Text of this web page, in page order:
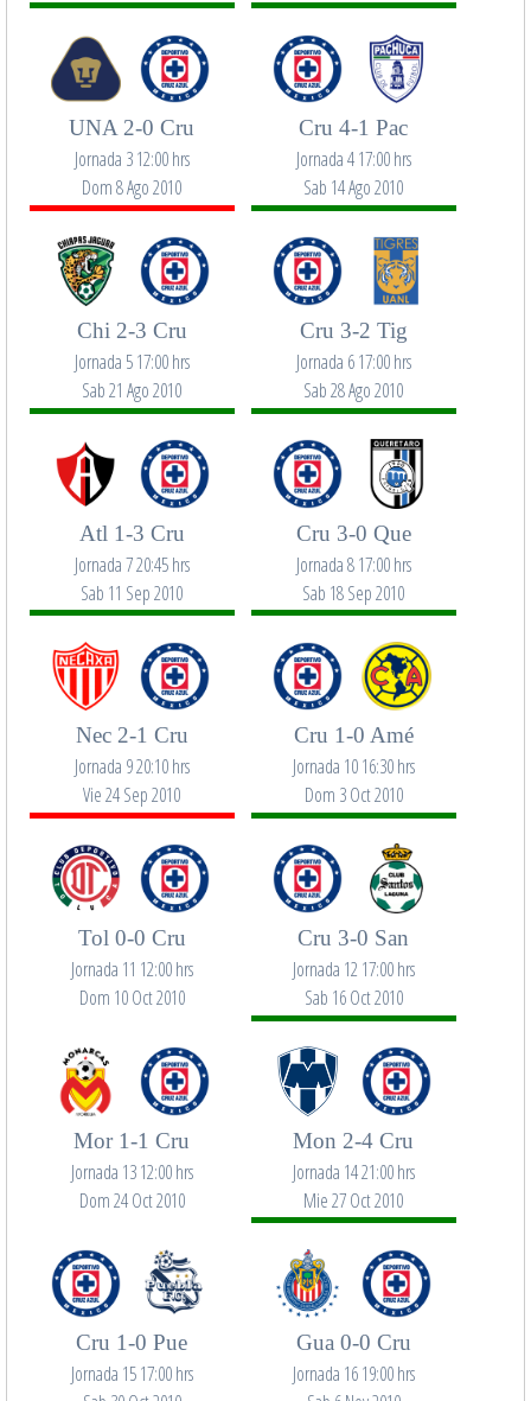
UNA 2-0 Cru
Jornada 3 12:00 hrs
Dom 8 Ago 2010
Cru 4-1 Pac
Jornada 4 17:00 hrs
Sab 14 Ago 2010
Chi 2-3 Cru
Jornada 5 17:00 hrs
Sab 21 Ago 2010
Cru 3-2 Tig
Jornada 6 17:00 hrs
Sab 28 Ago 2010
Atl 1-3 Cru
Jornada 7 20:45 hrs
Sab 11 Sep 2010
Cru 3-0 Que
Jornada 8 17:00 hrs
Sab 18 Sep 2010
Nec 2-1 Cru
Jornada 9 20:10 hrs
Vie 24 Sep 2010
Cru 1-0 Amé
Jornada 10 16:30 hrs
Dom 3 Oct 2010
Tol 0-0 Cru
Jornada 11 12:00 hrs
Dom 10 Oct 2010
Cru 3-0 San
Jornada 12 17:00 hrs
Sab 16 Oct 2010
Mor 1-1 Cru
Jornada 13 12:00 hrs
Dom 24 Oct 2010
Mon 2-4 Cru
Jornada 14 21:00 hrs
Mie 27 Oct 2010
Cru 1-0 Pue
Jornada 15 17:00 hrs
Gua 0-0 Cru
Jornada 16 19:00 hrs